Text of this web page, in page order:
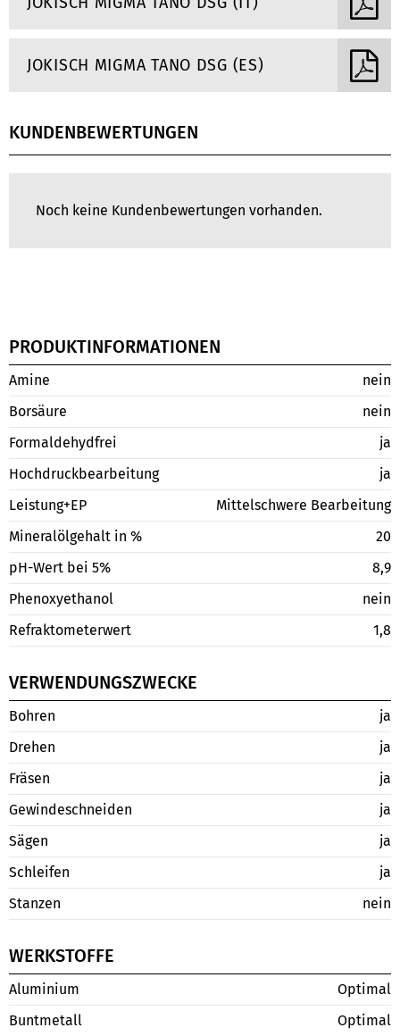
JOKISCH MIGMA TANO DSG (ES)
KUNDENBEWERTUNGEN
Noch keine Kundenbewertungen vorhanden.
PRODUKTINFORMATIONEN
Amine
nein
Borsäure
nein
Formaldehydfrei
ja
Hochdruckbearbeitung
ja
Leistung+EP
Mittelschwere Bearbeitung
Mineralölgehalt in %
20
pH-Wert bei 5%
8,9
Phenoxyethanol
nein
Refraktometerwert
1,8
VERWENDUNGSZWECKE
Bohren
ja
Drehen
ja
Fräsen
ja
Gewindeschneiden
ja
Sägen
ja
Schleifen
ja
Stanzen
nein
WERKSTOFFE
Aluminium
Optimal
Buntmetall
Optimal